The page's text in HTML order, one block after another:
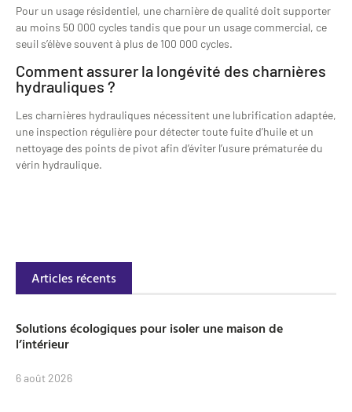
Pour un usage résidentiel, une charnière de qualité doit supporter
au moins 50 000 cycles tandis que pour un usage commercial, ce
seuil s’élève souvent à plus de 100 000 cycles.
Comment assurer la longévité des charnières
hydrauliques ?
Les charnières hydrauliques nécessitent une lubrification adaptée,
une inspection régulière pour détecter toute fuite d’huile et un
nettoyage des points de pivot afin d’éviter l’usure prématurée du
vérin hydraulique.
Articles récents
Solutions écologiques pour isoler une maison de
l’intérieur
6 août 2026